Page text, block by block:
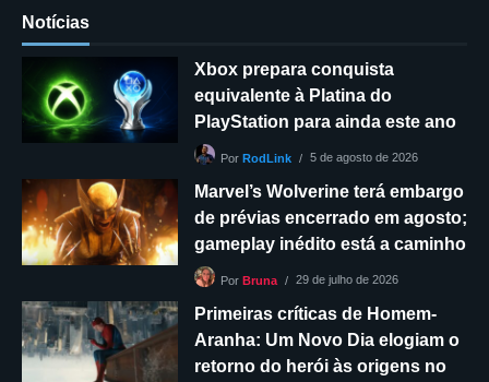
Notícias
Xbox prepara conquista
equivalente à Platina do
PlayStation para ainda este ano
Por RodLink 5 de agosto de 2026
Marvel’s Wolverine terá embargo
de prévias encerrado em agosto;
gameplay inédito está a caminho
Por Bruna 29 de julho de 2026
Primeiras críticas de Homem-
Aranha: Um Novo Dia elogiam o
retorno do herói às origens no